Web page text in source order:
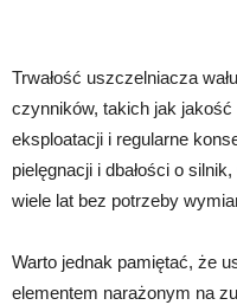
Trwałość uszczelniacza
czynników, takich jak jakość
eksploatacji i regularne
pielęgnacji i dbałości o
wiele lat bez potrzeby
Warto jednak pamiętać, że
elementem narażonym na